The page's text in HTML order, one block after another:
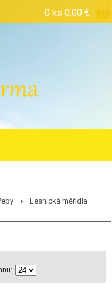
0 ks 0.00 €
Lesnická měřidla